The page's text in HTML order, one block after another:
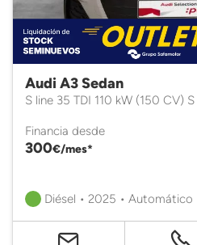
Audi A3 Sedan
S line 35 TDI 110 kW (150 CV)
Financia desde
300€/mes*
Diésel • 2025 • Automático